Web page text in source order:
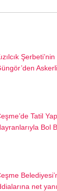
Tatil
Bol
net